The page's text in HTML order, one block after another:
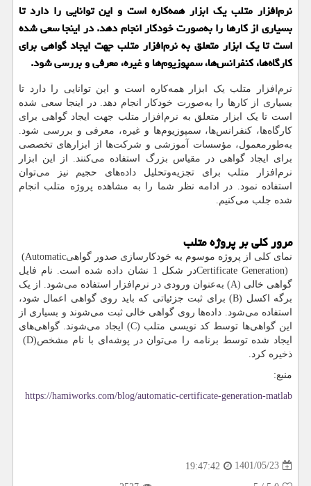
نرم‌افزار متلب یک ابزار همه‌کاره است و این توانایی را دارد تا
بسیاری از کارها را به‌صورت خودکار انجام دهد. در اینجا سعی شده
است تا یک ابزار متعلق به نرم‌افزار متلب جهت ایجاد گواهی برای
کارگاه‌ها، کنفرانس‌ها، سمپوزیوم‌ها و غیره، معرفی و بررسی شود.
نرم‌افزار متلب یک ابزار همه‌کاره است و این توانایی را دارد تا
بسیاری از کارها را به‌صورت خودکار انجام دهد. در اینجا سعی شده
است تا یک ابزار متعلق به نرم‌افزار متلب جهت ایجاد گواهی برای
کارگاه‌ها، کنفرانس‌ها، سمپوزیوم‌ها و غیره، معرفی و بررسی شود.
به‌طورمعمول، مؤسسات آموزشی و شرکت‌ها از ابزارهای تخصصی
برای ایجاد گواهی در مقیاس بزرگ استفاده می‌کنند. از این ابزار
نرم‌افزار متلب برای تجزیه‌وتحلیل داده‌های حجیم نیز می‌توان
استفاده نمود. در ادامه نظر شما را به مشاهده پروژه متلب انجام
شده جلب می‌کنیم.
مرور کلی بر پروژه متلب
نمای کلی از پروژه موسوم به خودکارسازی صدور گواهی(Automatic
Certificate Generation)
در شکل 1 نشان داده شده است. نام فایل
گواهی خالی (A) به‌عنوان ورودی در نرم‌افزار استفاده می‌شود. از یک
برگه اکسل (B) برای ثبت جزئیاتی که باید روی گواهی اعمال شود،
استفاده می‌شود. داده‌ها روی گواهی خالی ثبت می‌شوند و بسیاری از
این گواهی‌ها توسط کد نویسی متلب (C)
ایجاد می‌شوند. گواهی‌های
ایجاد شده توسط برنامه را می‌توان در پوشه‌ای با نام مشخص(D)
ذخیره کرد.
منبع:
https://hamiworks.com/blog/automatic-certificate-generation-matlab
1401/05/23
19:47:42